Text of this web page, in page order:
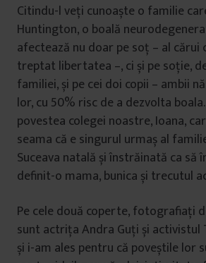
Citindu-l veți cunoaște o familie
Huntington, o boală
afectează nu doar pe soț – al cărui
treptat libertatea –, ci și pe soție,
familiei, și pe cei doi copii – ambii
lor, cu 50% risc de a dezvolta
povestea colegei noastre, Ioana,
seama că e singurul urmaș al
Suceava natală și înstrăinată ca să
definit-o mama, bunica și trecutul
Pe cele două coperte, fotografiați
sunt actrița Andra Guți și activistul
și i-am ales pentru că poveștile lor